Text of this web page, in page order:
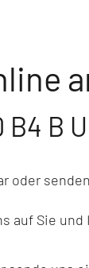
B4 B
oder
auf Sie und